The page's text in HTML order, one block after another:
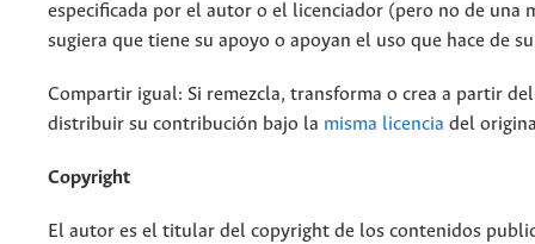
especificada por el autor o el licenciador (pero no de una
sugiera que tiene su apoyo o apoyan el uso que hace de
Compartir igual: Si remezcla, transforma o crea a partir
distribuir su contribución bajo la misma licencia del
Copyright
El autor es el titular del copyright de los contenidos